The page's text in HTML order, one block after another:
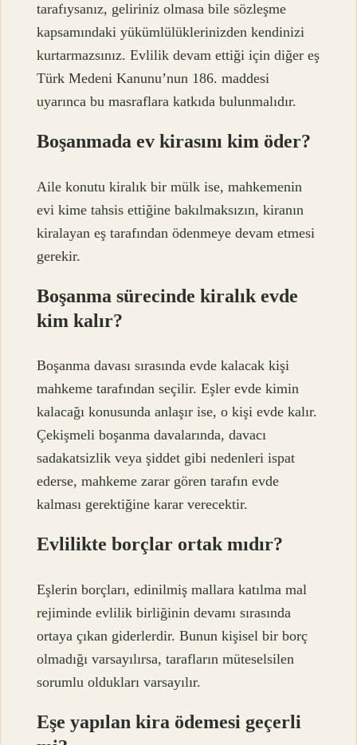
tarafıysanız, geliriniz olmasa bile sözleşme
kapsamındaki yükümlülüklerinizden kendinizi
kurtarmazsınız. Evlilik devam ettiği için diğer eş
Türk Medeni Kanunu’nun 186. maddesi
uyarınca bu masraflara katkıda bulunmalıdır.
Boşanmada ev kirasını kim öder?
Aile konutu kiralık bir mülk ise, mahkemenin
evi kime tahsis ettiğine bakılmaksızın, kiranın
kiralayan eş tarafından ödenmeye devam etmesi
gerekir.
Boşanma sürecinde kiralık evde
kim kalır?
Boşanma davası sırasında evde kalacak kişi
mahkeme tarafından seçilir. Eşler evde kimin
kalacağı konusunda anlaşır ise, o kişi evde kalır.
Çekişmeli boşanma davalarında, davacı
sadakatsizlik veya şiddet gibi nedenleri ispat
ederse, mahkeme zarar gören tarafın evde
kalması gerektiğine karar verecektir.
Evlilikte borçlar ortak mıdır?
Eşlerin borçları, edinilmiş mallara katılma mal
rejiminde evlilik birliğinin devamı sırasında
ortaya çıkan giderlerdir. Bunun kişisel bir borç
olmadığı varsayılırsa, tarafların müteselsilen
sorumlu oldukları varsayılır.
Eşe yapılan kira ödemesi geçerli